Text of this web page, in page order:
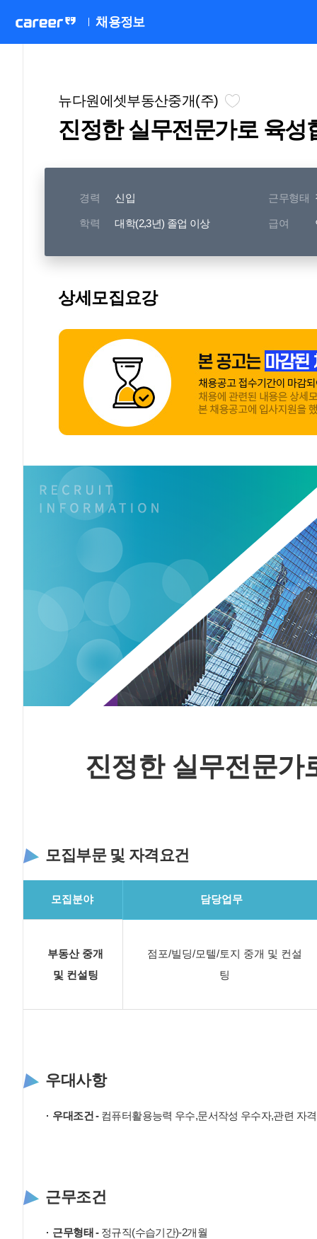
채용정보
뉴다원에셋부동산중개(주)
진정한 실무전문가로 육성
경력 신입 근무형태
학력 대학(2,3년) 졸업 이상 급여
상세모집요강
진정한 실무전문가
모집부문 및 자격요건
모집분야 담당업무
부동산 중개
및 컨설팅
점포/빌딩/모텔/토지 중개 및 컨설
팅
우대사항
우대조건 - 컴퓨터활용능력 우수,문서작성 우수자,관련 자
근무조건
근무형태 - 정규직(수습기간)-2개월